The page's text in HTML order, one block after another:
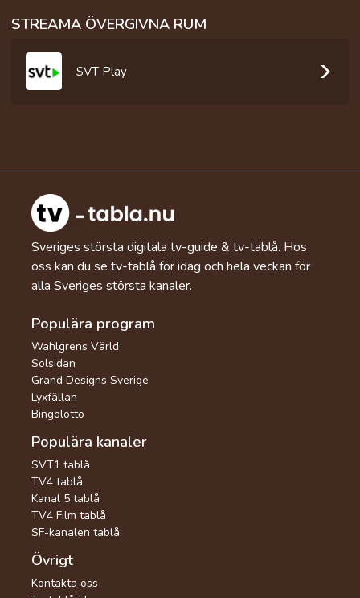
STREAMA ÖVERGIVNA RUM
SVT Play
Sveriges största digitala tv-guide & tv-tablå. Hos
oss kan du se tv-tablå för idag och hela veckan för
alla Sveriges största kanaler.
Populära program
Wahlgrens Värld
Solsidan
Grand Designs Sverige
Lyxfällan
Bingolotto
Populära kanaler
SVT1 tablå
TV4 tablå
Kanal 5 tablå
TV4 Film tablå
SF-kanalen tablå
Övrigt
Kontakta oss